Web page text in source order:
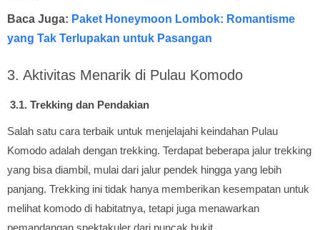
Baca Juga: Paket Honeymoon Lombok: Romantisme
yang Tak Terlupakan untuk Pasangan
3. Aktivitas Menarik di Pulau Komodo
3.1. Trekking dan Pendakian
Salah satu cara terbaik untuk menjelajahi keindahan Pulau
Komodo adalah dengan trekking. Terdapat beberapa jalur trekking
yang bisa diambil, mulai dari jalur pendek hingga yang lebih
panjang. Trekking ini tidak hanya memberikan kesempatan untuk
melihat komodo di habitatnya, tetapi juga menawarkan
pemandangan spektakuler dari puncak bukit.